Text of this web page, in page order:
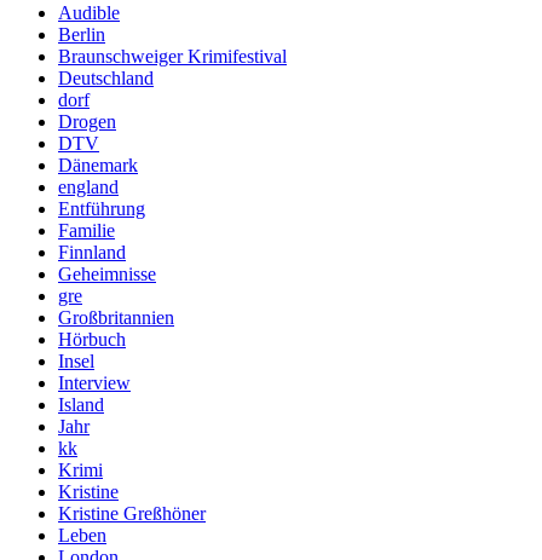
Audible
Berlin
Braunschweiger Krimifestival
Deutschland
dorf
Drogen
DTV
Dänemark
england
Entführung
Familie
Finnland
Geheimnisse
gre
Großbritannien
Hörbuch
Insel
Interview
Island
Jahr
kk
Krimi
Kristine
Kristine Greßhöner
Leben